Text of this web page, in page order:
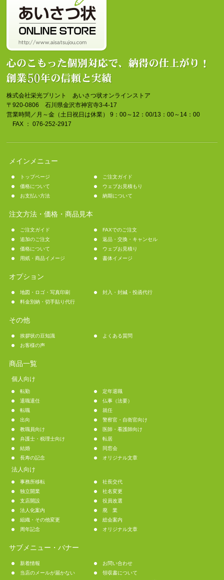
株式会社栄光プリント あいさつ状オンラインストア
〒920-0806 石川県金沢市神宮寺3-4-17
営業時間／月～金（土日祝日は休業） 9：00～12：00/13：00～14：00
FAX ： 076-252-2917
メインメニュー
トップページ
ご注文ガイド
価格について
ウェブお見積もり
お支払い方法
納期について
注文方法・価格・商品見本
ご注文ガイド
FAXでのご注文
追加のご注文
返品・交換・キャンセル
価格について
ウェブお見積り
用紙・商品イメージ
書体イメージ
オプション
地図・ロゴ・写真印刷
封入・封緘・投函代行
料金別納・切手貼り代行
その他
挨拶状の豆知識
よくある質問
お客様の声
商品一覧
個人向け
転勤
定年退職
退職退任
仏事（法要）
転職
就任
出向
警察官・自衛官向け
教職員向け
医師・看護師向け
弁護士・税理士向け
転居
結婚
同窓会
長寿の記念
オリジナル文章
法人向け
事務所移転
社長交代
独立開業
社名変更
支店開設
役員改選
法人化案内
廃 業
組織・その他変更
総会案内
周年記念
オリジナル文章
サブメニュー・バナー
新着情報
お問い合わせ
当店のメールが届かない
領収書について